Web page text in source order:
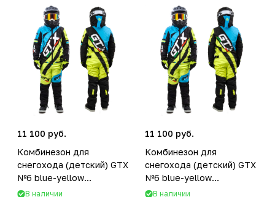
11 100 руб.
Комбинезон для
снегохода (детский) GTX
№6 blue-yellow
(текстиль) (12Y)
В наличии
11 100 руб.
Комбинезон для
снегохода (детский) GTX
№6 blue-yellow
(текстиль) (16Y)
В наличии